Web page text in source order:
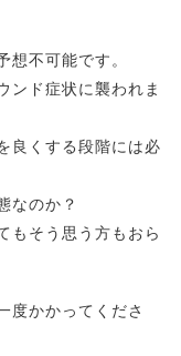
想不可能です。
ンド症状に襲われま
良くする段階には必
なのか？
もそう思う方もおら
度かかってくださ